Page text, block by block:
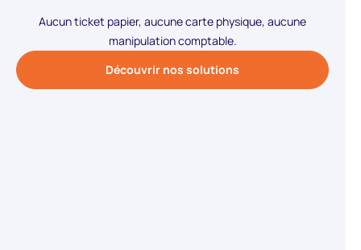
Aucun ticket papier, aucune carte physique, aucune
manipulation comptable.
Découvrir nos solutions